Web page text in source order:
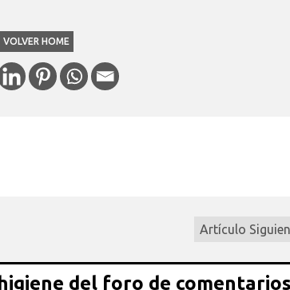
VOLVER HOME
Artículo
del foro de